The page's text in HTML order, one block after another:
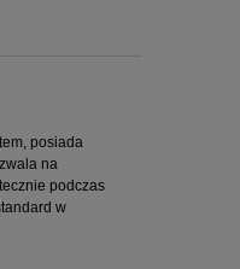
posiada
na
podczas
w